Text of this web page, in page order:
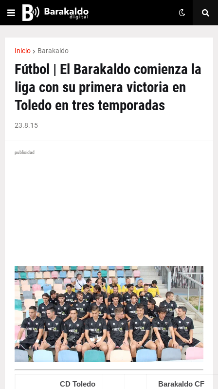
Inicio Barakaldo
Fútbol | El Barakaldo comienza la
liga con su primera victoria en
Toledo en tres temporadas
23.8.15
publicidad
CD Toledo Barakaldo CF